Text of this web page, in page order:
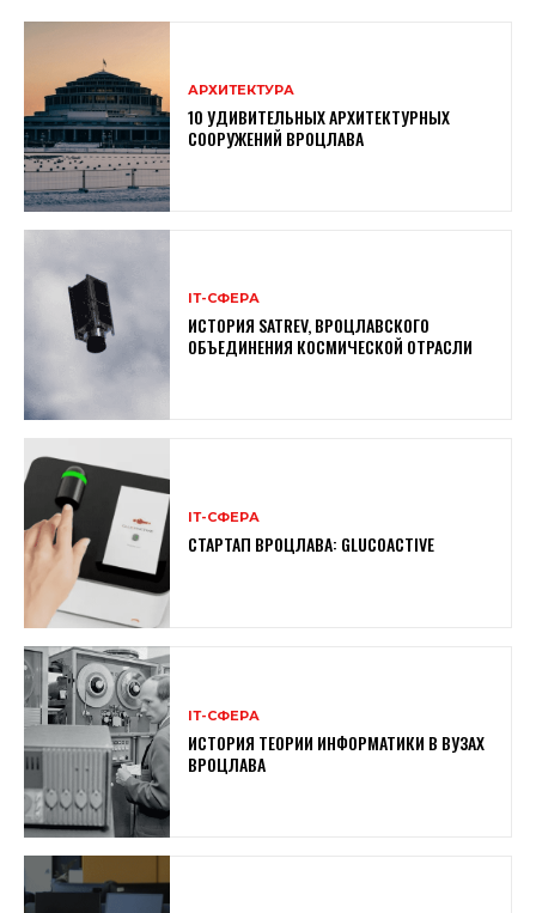
АРХИТЕКТУРА
10 УДИВИТЕЛЬНЫХ АРХИТЕКТУРНЫХ
СООРУЖЕНИЙ ВРОЦЛАВА
ІТ-СФЕРА
ИСТОРИЯ SATREV, ВРОЦЛАВСКОГО
ОБЪЕДИНЕНИЯ КОСМИЧЕСКОЙ ОТРАСЛИ
ІТ-СФЕРА
СТАРТАП ВРОЦЛАВА: GLUCOACTIVE
ІТ-СФЕРА
ИСТОРИЯ ТЕОРИИ ИНФОРМАТИКИ В ВУЗАХ
ВРОЦЛАВА